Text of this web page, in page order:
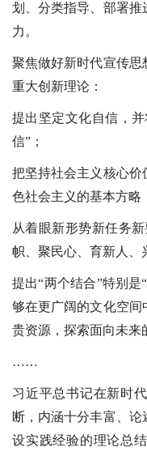
划、分类指导、部署
力。
聚焦做好新时代宣传思
重大创新理论：
提出坚定文化自信，
信”；
把坚持社会主义核心
色社会主义的基本方略
从着眼新形势新任务
帜、聚民心、育新人、
提出“两个结合”特别
够在更广阔的文化空间
贵资源，探索面向未来
……
习近平总书记在新时
断，内涵十分丰富、
设实践经验的理论总